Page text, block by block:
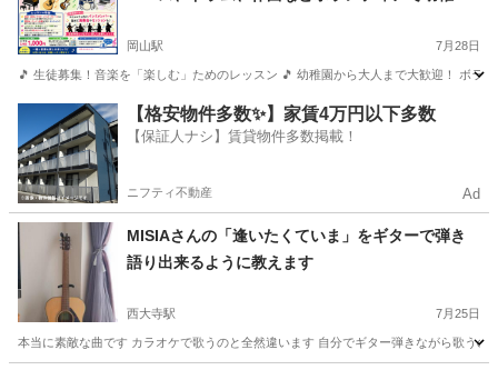
岡山駅 7月28日
🎵 生徒募集！音楽を「楽しむ」ためのレッスン 🎵 幼稚園から大人まで大歓迎！ ボラ
岡山市 岡山駅 音楽 セッション
【格安物件多数✨】家賃4万円以下多数
【保証人ナシ】賃貸物件多数掲載！
ニフティ不動産 Ad
MISIAさんの「逢いたくていま」をギターで弾き
語り出来るように教えます
西大寺駅 7月25日
本当に素敵な曲です カラオケで歌うのと全然違います 自分でギター弾きながら歌